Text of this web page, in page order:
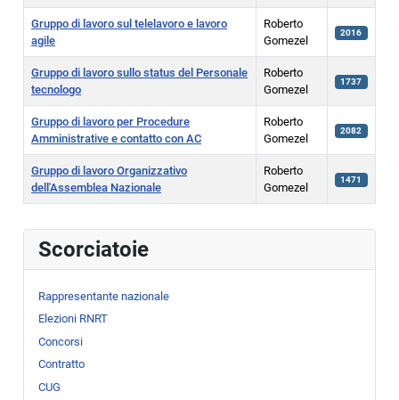
Scorciatoie
Rappresentante nazionale
Elezioni RNRT
Concorsi
Contratto
CUG
Gruppo di lavoro sul telelavoro e lavoro
agile
Roberto
Gomezel
2016
Gruppo di lavoro sullo status del Personale
tecnologo
Roberto
Gomezel
1737
Gruppo di lavoro per Procedure
Amministrative e contatto con AC
Roberto
Gomezel
2082
Gruppo di lavoro Organizzativo
dell'Assemblea Nazionale
Roberto
Gomezel
1471